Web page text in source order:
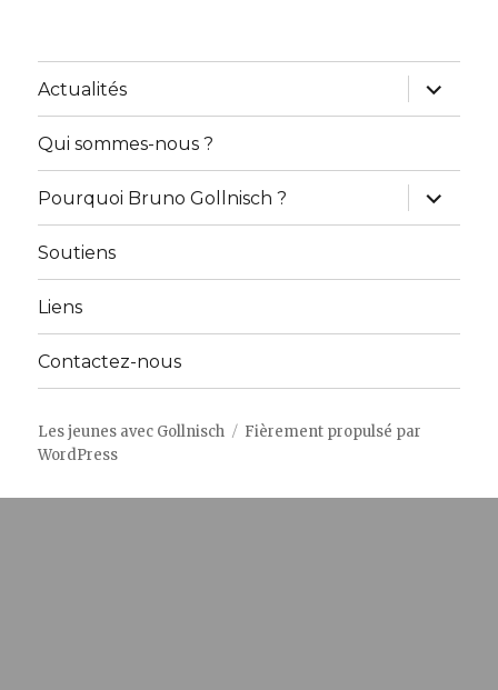
Actualités
ouvrir
le
sous-
Qui sommes-nous ?
Pourquoi Bruno Gollnisch ?
ouvrir
le
sous-
Soutiens
Liens
Contactez-nous
Les jeunes avec Gollnisch
Fièrement propulsé par
WordPress